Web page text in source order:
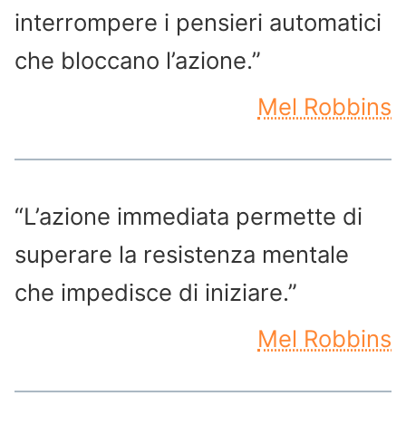
interrompere i pensieri automatici
che bloccano l’azione.”
Mel Robbins
“L’azione immediata permette di
superare la resistenza mentale
che impedisce di iniziare.”
Mel Robbins